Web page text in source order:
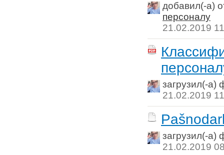
добавил(-а)
персоналу
21.02.2019
загрузил(-а)
21.02.2019
загрузил(-а)
21.02.2019